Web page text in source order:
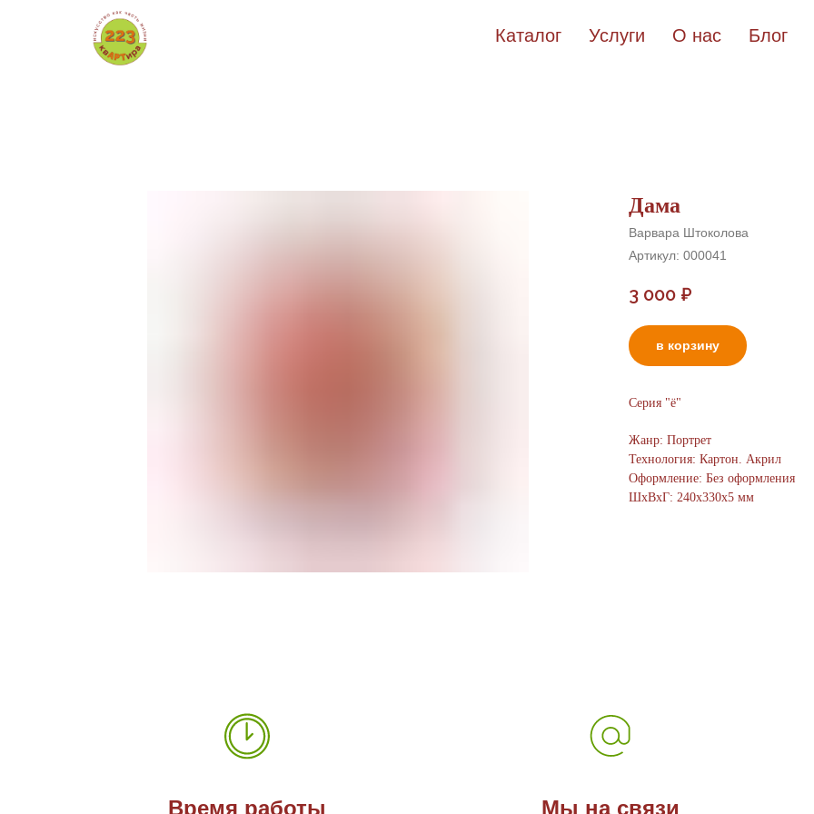
Каталог Услуги О нас Блог
Дама
Варвара Штоколова
Артикул: 000041
3 000 ₽
в корзину
Серия "ё"
Жанр: Портрет
Технология: Картон. Акрил
Оформление: Без оформления
ШxВxГ: 240x330x5 мм
Время работы Мы на связи